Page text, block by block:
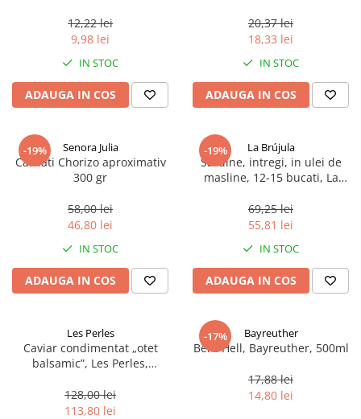
12,22 lei
9,98 lei
IN STOC
ADAUGA IN COS
20,37 lei
18,33 lei
IN STOC
ADAUGA IN COS
-19% Senora Julia
Carnati Chorizo aproximativ
300 gr
58,00 lei
46,80 lei
IN STOC
ADAUGA IN COS
-19% La Brújula
Sardine, intregi, in ulei de
masline, 12-15 bucati, La
69,25 lei
55,81 lei
IN STOC
ADAUGA IN COS
Les Perles
Caviar condimentat „otet
balsamic”, Les Perles,
sferice, 200 g
128,00 lei
113,80 lei
-17% Bayreuther
Bere Hell, Bayreuther, 500ml
17,88 lei
14,80 lei